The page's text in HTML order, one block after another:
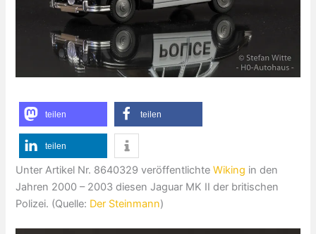
teilen teilen
teilen
Unter Artikel Nr. 8640329 veröffentlichteWiking in den
Jahren 2000 – 2003 diesen Jaguar MK II der britischen
Polizei. (Quelle: Der Steinmann)